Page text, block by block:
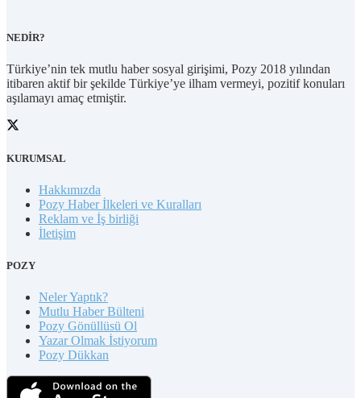
NEDİR?
Türkiye’nin tek mutlu haber sosyal girişimi, Pozy 2018 yılından
itibaren aktif bir şekilde Türkiye’ye ilham vermeyi, pozitif konuları
aşılamayı amaç etmiştir.
KURUMSAL
Hakkımızda
Pozy Haber İlkeleri ve Kuralları
Reklam ve İş birliği
İletişim
POZY
Neler Yaptık?
Mutlu Haber Bülteni
Pozy Gönüllüsü Ol
Yazar Olmak İstiyorum
Pozy Dükkan